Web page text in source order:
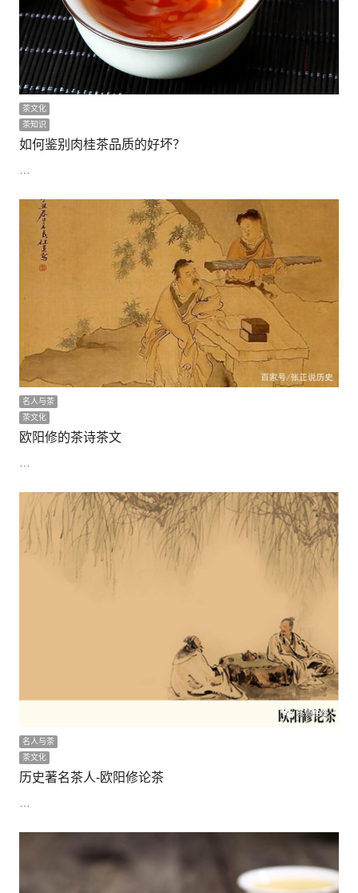
茶文化
茶知识
如何鉴别肉桂茶品质的好坏？
名人与茶
茶文化
欧阳修的茶诗茶文
名人与茶
茶文化
历史著名茶人-欧阳修论茶